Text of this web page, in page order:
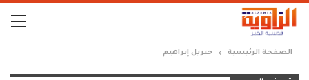
الصفحة الرئيسية جبريل إبراهيم